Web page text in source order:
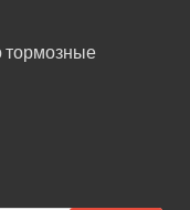
тормозные